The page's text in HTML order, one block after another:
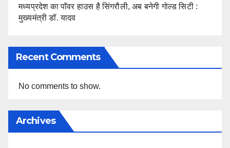
मध्यप्रदेश का पॉवर हाउस है सिंगरौली, अब बनेगी गोल्ड सिटी :
मुख्यमंत्री डॉ. यादव
Recent Comments
No comments to show.
Archives